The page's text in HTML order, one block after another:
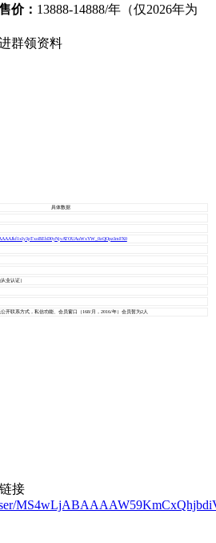
价： 13888-14888/年（仅2026年为
群领资料
具体数据
业认证）
开联系方式，私信功能、会员窗口（168/月，2016/年）会员暂为2人
链接